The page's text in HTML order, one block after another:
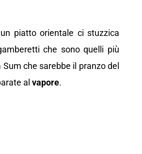
piatto orientale ci stuzzica
che sono quelli più
che sarebbe il pranzo del
al vapore.